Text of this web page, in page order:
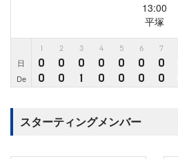
13:00
平塚
2 3 4 5 6 7
日 0 0 0 0 0 0 0
De 0 0 1 0 0 0 0
スターティングメンバー